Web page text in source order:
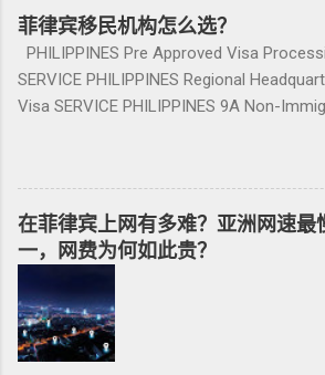
合同、一份保险、 一份
要放在家里保存好，OR/
里备用 ； 想了解更多最新
我们，微信：BGC998 电
优先使用TG免验证，咨
目，菲律宾MAKATI 实体
安全 可靠，可以安排工作
申请人需要拿到菲律宾的
请置换之前办理SRRV身
请流程： 1、申请人提供
审，后转款两万美金到
存款的安全性，申请人需
大的外国人不动产服务机
菲外国人以及在菲工作生
供一站式中文/英文资讯服
房、二手房、特价房、二
资指南等房产信息,为房产
态。 ●菲律宾998不动产机
长期紧密协作知名的菲律
及合规中介资源公司为主
多资源，能针对外国投资
产养护 等全方位管理服
菲律宾移民机构怎么选？
PHILIPPINES Pre Approved Visa
SERVICE PHILIPPINES Regional
Visa SERVICE PHILIPPINES 9A Non-
Pre-Arranged Employment Visa SERVICE
Investor’s Resident Visa SERVICE
Resident Retiree’s Visa SERVICE It’s
Time for 2022 PHILIPPINES
and Entities SERVICE PHILIPPINES Office
PHILIPPINES Human Resources
PHILIPPINES Call Center and BPO Setup
Recruitment & Executive Search Services
在菲律宾上网有多难？亚洲网速最
一，网费为何如此贵？